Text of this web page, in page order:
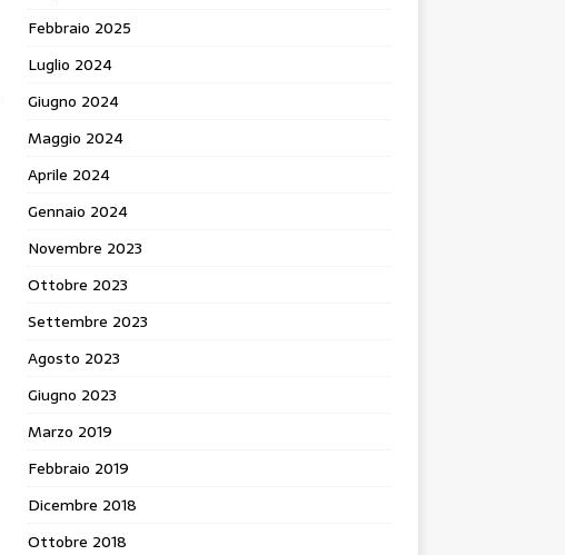
Febbraio 2025
Luglio 2024
Giugno 2024
Maggio 2024
Aprile 2024
Gennaio 2024
Novembre 2023
Ottobre 2023
Settembre 2023
Agosto 2023
Giugno 2023
Marzo 2019
Febbraio 2019
Dicembre 2018
Ottobre 2018